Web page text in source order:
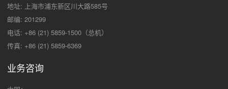
地址: 上海市浦东新区川大路585号
邮编: 201299
电话: +86 (21) 5859-1500（总机）
传真: +86 (21) 5859-6369
业务咨询